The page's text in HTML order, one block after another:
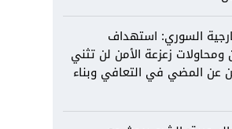
السوري: استهداف
ومحاولات زعزعة الأمن لن تثني
عن المضي في التعافي وبناء